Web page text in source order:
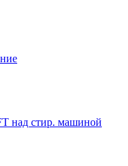
стир. машиной